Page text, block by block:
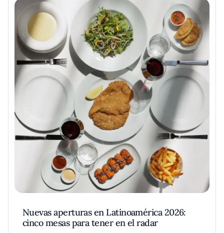
Nuevas aperturas en Latinoamérica 2026:
cinco mesas para tener en el radar